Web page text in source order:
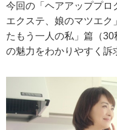
今回の「ヘアアッププロ
エクステ、娘のマツエク
たもう一人の私」篇（
の魅力をわかりやすく訴